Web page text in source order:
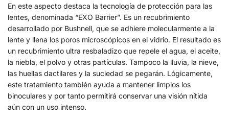
En este aspecto destaca la tecnología de protección para las
lentes, denominada “EXO Barrier”. Es un recubrimiento
desarrollado por Bushnell, que se adhiere molecularmente a la
lente y llena los poros microscópicos en el vidrio. El resultado es
un recubrimiento ultra resbaladizo que repele el agua, el aceite,
la niebla, el polvo y otras partículas. Tampoco la lluvia, la nieve,
las huellas dactilares y la suciedad se pegarán. Lógicamente,
este tratamiento también ayuda a mantener limpios los
binoculares y por tanto permitirá conservar una visión nítida
aún con un uso intenso.